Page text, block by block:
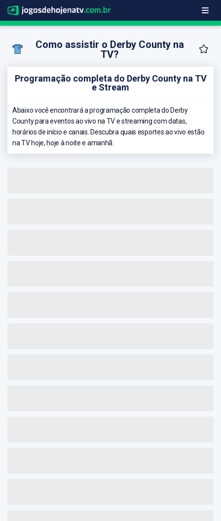
Como assistir o Derby County na
TV?
Programação completa do Derby County na TV
e Stream
Abaixo você encontrará a programação completa do Derby
County para eventos ao vivo na TV e streaming com datas,
horários de início e canais. Descubra quais esportes ao vivo estão
na TV hoje, hoje à noite e amanhã.